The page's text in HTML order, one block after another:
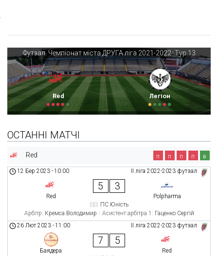
Футзал. Чемпіонат міста ДРУГА ліга 2021-2022 | Тур 13
Red Легіон
ОСТАННІ МАТЧІ
Red п п п п в
ІІ ліга 2022-2023 футзал
12 Бер 2023 -10:00
Red
5 3
Polpharma
ПС Юність
Арбітр: Кремса Володимир Асистент арбітра 1: Гаценко Сергій
ІІ ліга 2022-2023 футзал
26 Лют 2023 -11:00
Баядера
7 5
Red